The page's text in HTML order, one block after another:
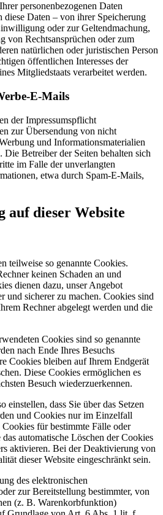
personenbezogenen Daten
diese Daten – von ihrer Speicherung
oder zur Geltendmachung,
von Rechtsansprüchen oder zum
natürlichen oder juristischen Person
öffentlichen Interesses der
Mitgliedstaats verarbeitet werden.
E-Mails
der Impressumspflicht
zur Übersendung von nicht
und Informationsmaterialien
Betreiber der Seiten behalten sich
im Falle der unverlangten
etwa durch Spam-E-Mails,
auf dieser Website
teilweise so genannte Cookies.
keinen Schaden an und
dienen dazu, unser Angebot
und sicherer zu machen. Cookies sind
Rechner abgelegt werden und die
Cookies sind so genannte
nach Ende Ihres Besuchs
Cookies bleiben auf Ihrem Endgerät
Diese Cookies ermöglichen es
Besuch wiederzuerkennen.
einstellen, dass Sie über das Setzen
und Cookies nur im Einzelfall
für bestimmte Fälle oder
automatische Löschen der Cookies
aktivieren. Bei der Deaktivierung von
dieser Website eingeschränkt sein.
des elektronischen
zur Bereitstellung bestimmter, von
(z. B. Warenkorbfunktion)